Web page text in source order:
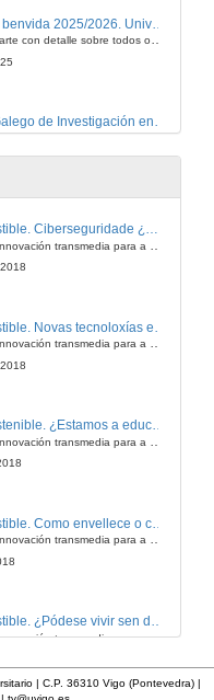
Poderás informarte con detalle sobre todos os servizos que ofrece a nosa universidade e tamén recibirás a axenda 2025/2026 e algún agasallo máis para comezar o curso da mellor das maneiras.
I Congreso Galego de Investigación en Astronomía e Astrofísica
15 finalistas para cinco premios, son en total 15 finalistas: 9 mulleres e oito homes, divididos en cinco categorías: Alumni -Uvigo Traxectoria Profesional, Emprendemento, Humanidades, Impacto Social e Investigación.
popular"
O X ANIVERSARIO!
Universo Sostible. Ciberseguridade ¿Unha rede segura?
Unha serie de innovación transmedia para a divulgación da ciencia producida pola Crue e emitida pola 2 de TVE
Universo Sostenible. ¿Estamos a educar en valores?
Unha serie de innovación transmedia para a divulgación da ciencia producida pola Crue e emitida pola 2 de TVE
Universo Sostible. ¿Pódese vivir sen deporte?
Unha serie de innovación transmedia para a divulgación da ciencia producida pola Crue e emitida pola 2 de TVE
| C.P. 36310 Vigo (Pontevedra) |